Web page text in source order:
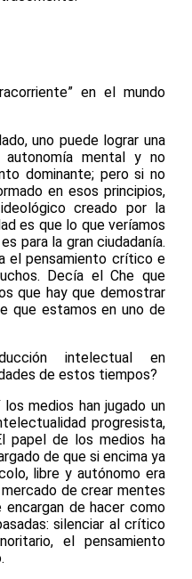
en el mundo
uno puede lograr una
autonomía mental y no
dominante; pero si no
en esos principios,
creado por la
es que lo que veríamos
para la gran ciudadanía.
el pensamiento crítico e
Decía el Che que
que hay que demostrar
que estamos en uno de
intelectual en
de estos tiempos?
medios han jugado un
progresista,
papel de los medios ha
de que si encima ya
libre y autónomo era
de crear mentes
encargan de hacer como
silenciar al crítico
el pensamiento